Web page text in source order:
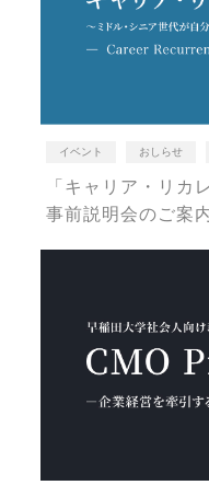
イベント おしらせ
「キャリア・リカ
事前説明会のご案